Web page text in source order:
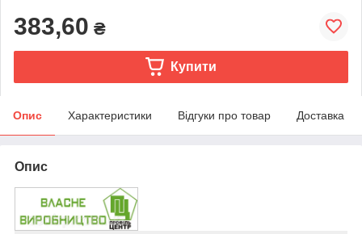
383,60 ₴
Купити
Опис Характеристики Відгуки про товар Доставка
Опис